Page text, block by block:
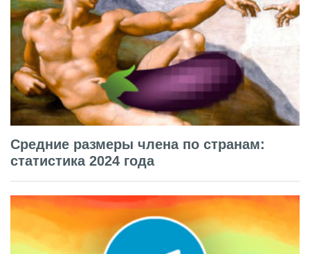
Средние размеры члена по странам:
статистика 2024 года